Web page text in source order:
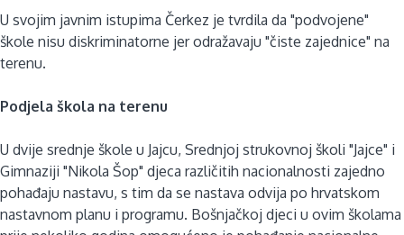
U svojim javnim istupima Čerkez je tvrdila da "podvojene"
škole nisu diskriminatorne jer odražavaju "čiste zajednice" na
terenu.
Podjela škola na terenu
U dvije srednje škole u Jajcu, Srednjoj strukovnoj školi "Jajce" i
Gimnaziji "Nikola Šop" djeca različitih nacionalnosti zajedno
pohađaju nastavu, s tim da se nastava odvija po hrvatskom
nastavnom planu i programu. Bošnjačkoj djeci u ovim školama